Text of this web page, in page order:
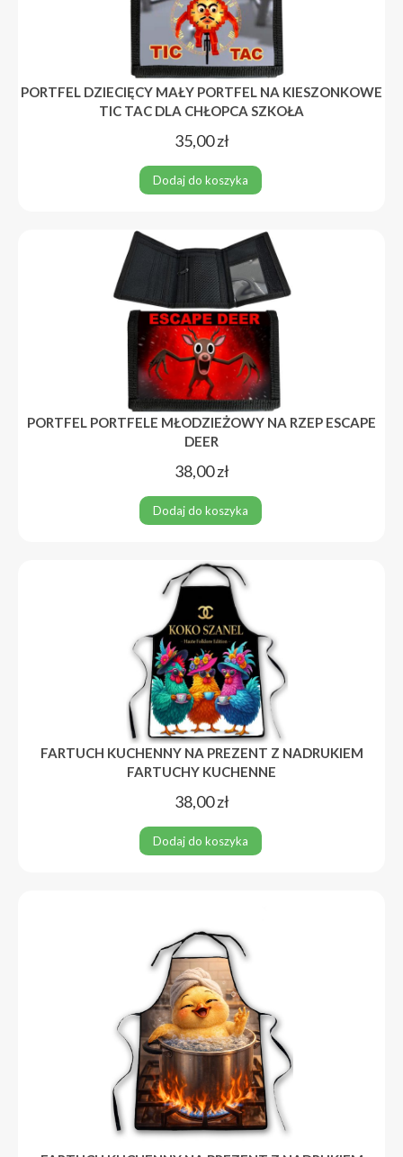
PORTFEL DZIECIĘCY MAŁY PORTFEL NA KIESZONKOWE
TIC TAC DLA CHŁOPCA SZKOŁA
35,00zł
Dodaj do koszyka
PORTFEL PORTFELE MŁODZIEŻOWY NA RZEP ESCAPE
DEER
38,00zł
Dodaj do koszyka
FARTUCH KUCHENNY NA PREZENT Z NADRUKIEM
FARTUCHY KUCHENNE
38,00zł
Dodaj do koszyka